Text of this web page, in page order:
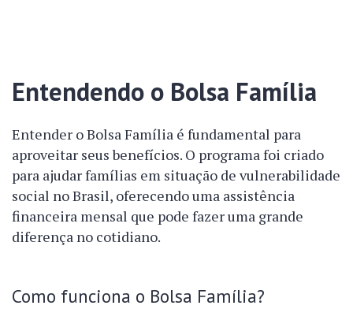
Entendendo o Bolsa Família
Entender o Bolsa Família é fundamental para
aproveitar seus benefícios. O programa foi criado
para ajudar famílias em situação de vulnerabilidade
social no Brasil, oferecendo uma assistência
financeira mensal que pode fazer uma grande
diferença no cotidiano.
Como funciona o Bolsa Família?